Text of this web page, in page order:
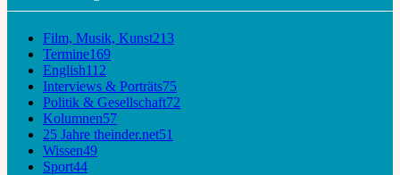
Film, Musik, Kunst213
Termine169
English112
Interviews & Porträts75
Politik & Gesellschaft72
Kolumnen57
25 Jahre theinder.net51
Wissen49
Sport44